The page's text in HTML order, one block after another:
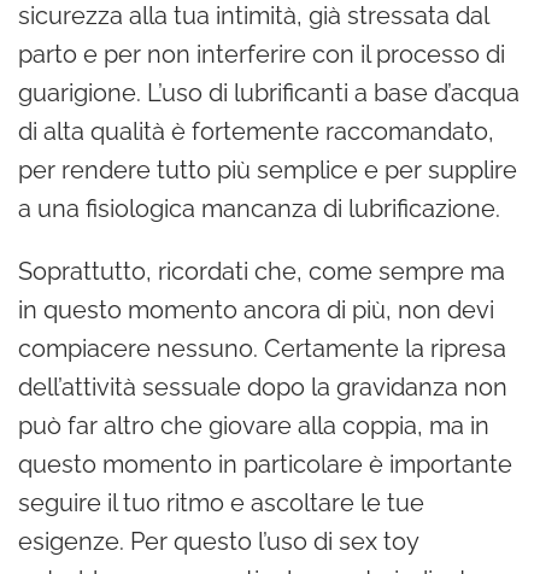
sicurezza alla tua intimità, già stressata dal
parto e per non interferire con il processo di
guarigione. L’uso di lubrificanti a base d’acqua
di alta qualità è fortemente raccomandato,
per rendere tutto più semplice e per supplire
a una fisiologica mancanza di lubrificazione.
Soprattutto, ricordati che, come sempre ma
in questo momento ancora di più, non devi
compiacere nessuno. Certamente la ripresa
dell’attività sessuale dopo la gravidanza non
può far altro che giovare alla coppia, ma in
questo momento in particolare è importante
seguire il tuo ritmo e ascoltare le tue
esigenze. Per questo l’uso di sex toy